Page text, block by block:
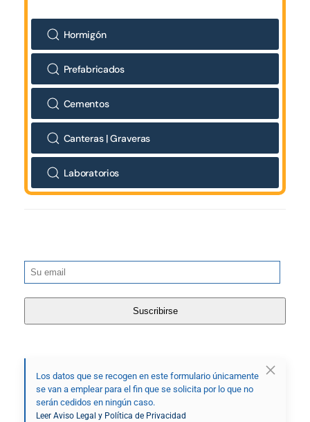
Hormigón
Prefabricados
Cementos
Canteras | Graveras
Laboratorios
Los datos que se recogen en este formulario únicamente
se van a emplear para el fin que se solicita por lo que no
serán cedidos en ningún caso.
Leer Aviso Legal y Política de Privacidad